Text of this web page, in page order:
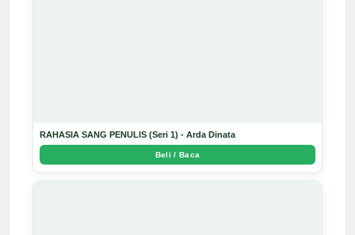
RAHASIA SANG PENULIS (Seri 1) - Arda Dinata
Beli / Baca